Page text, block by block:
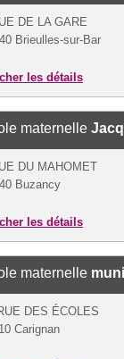
DE LA GARE
Brieulles-sur-Bar
les détails
maternelle
DU MAHOMET
Buzancy
les détails
maternelle
DES ÉCOLES
Carignan